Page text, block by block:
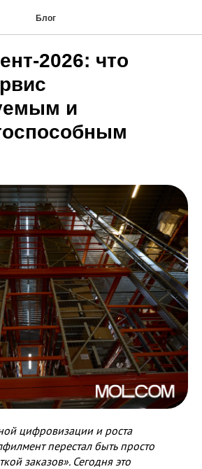
Блог
что
и
цифровизации и роста
перестал быть просто
заказов». Сегодня это